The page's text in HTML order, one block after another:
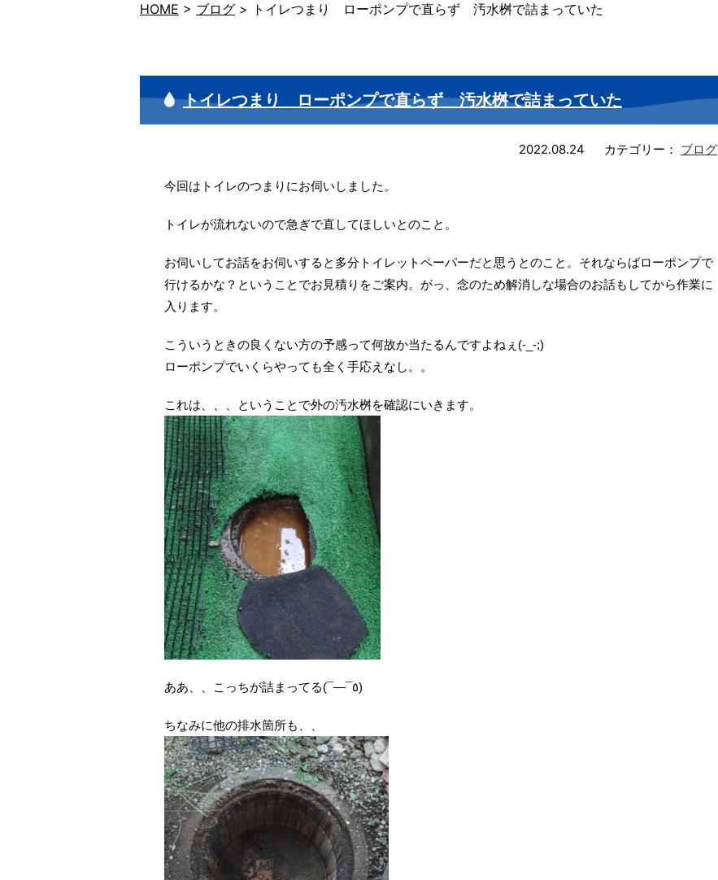
HOME > ブログ > トイレつまり ローポンプで直らず 汚水桝で詰まっていた
トイレつまり ローポンプで直らず 汚水桝で詰まっていた
2022.08.24 カテゴリー： ブログ
今回はトイレのつまりにお伺いしました。
トイレが流れないので急ぎで直してほしいとのこと。
お伺いしてお話をお伺いすると多分トイレットペーパーだと思うとのこと。それならばローポンプで
行けるかな？ということでお見積りをご案内。がっ、念のため解消しな場合のお話もしてから作業に
入ります。
こういうときの良くない方の予感って何故か当たるんですよねぇ(-_-;)
ローポンプでいくらやっても全く手応えなし。。
これは、、、ということで外の汚水桝を確認にいきます。
ああ、、こっちが詰まってる(¯―¯٥)
ちなみに他の排水箇所も、、